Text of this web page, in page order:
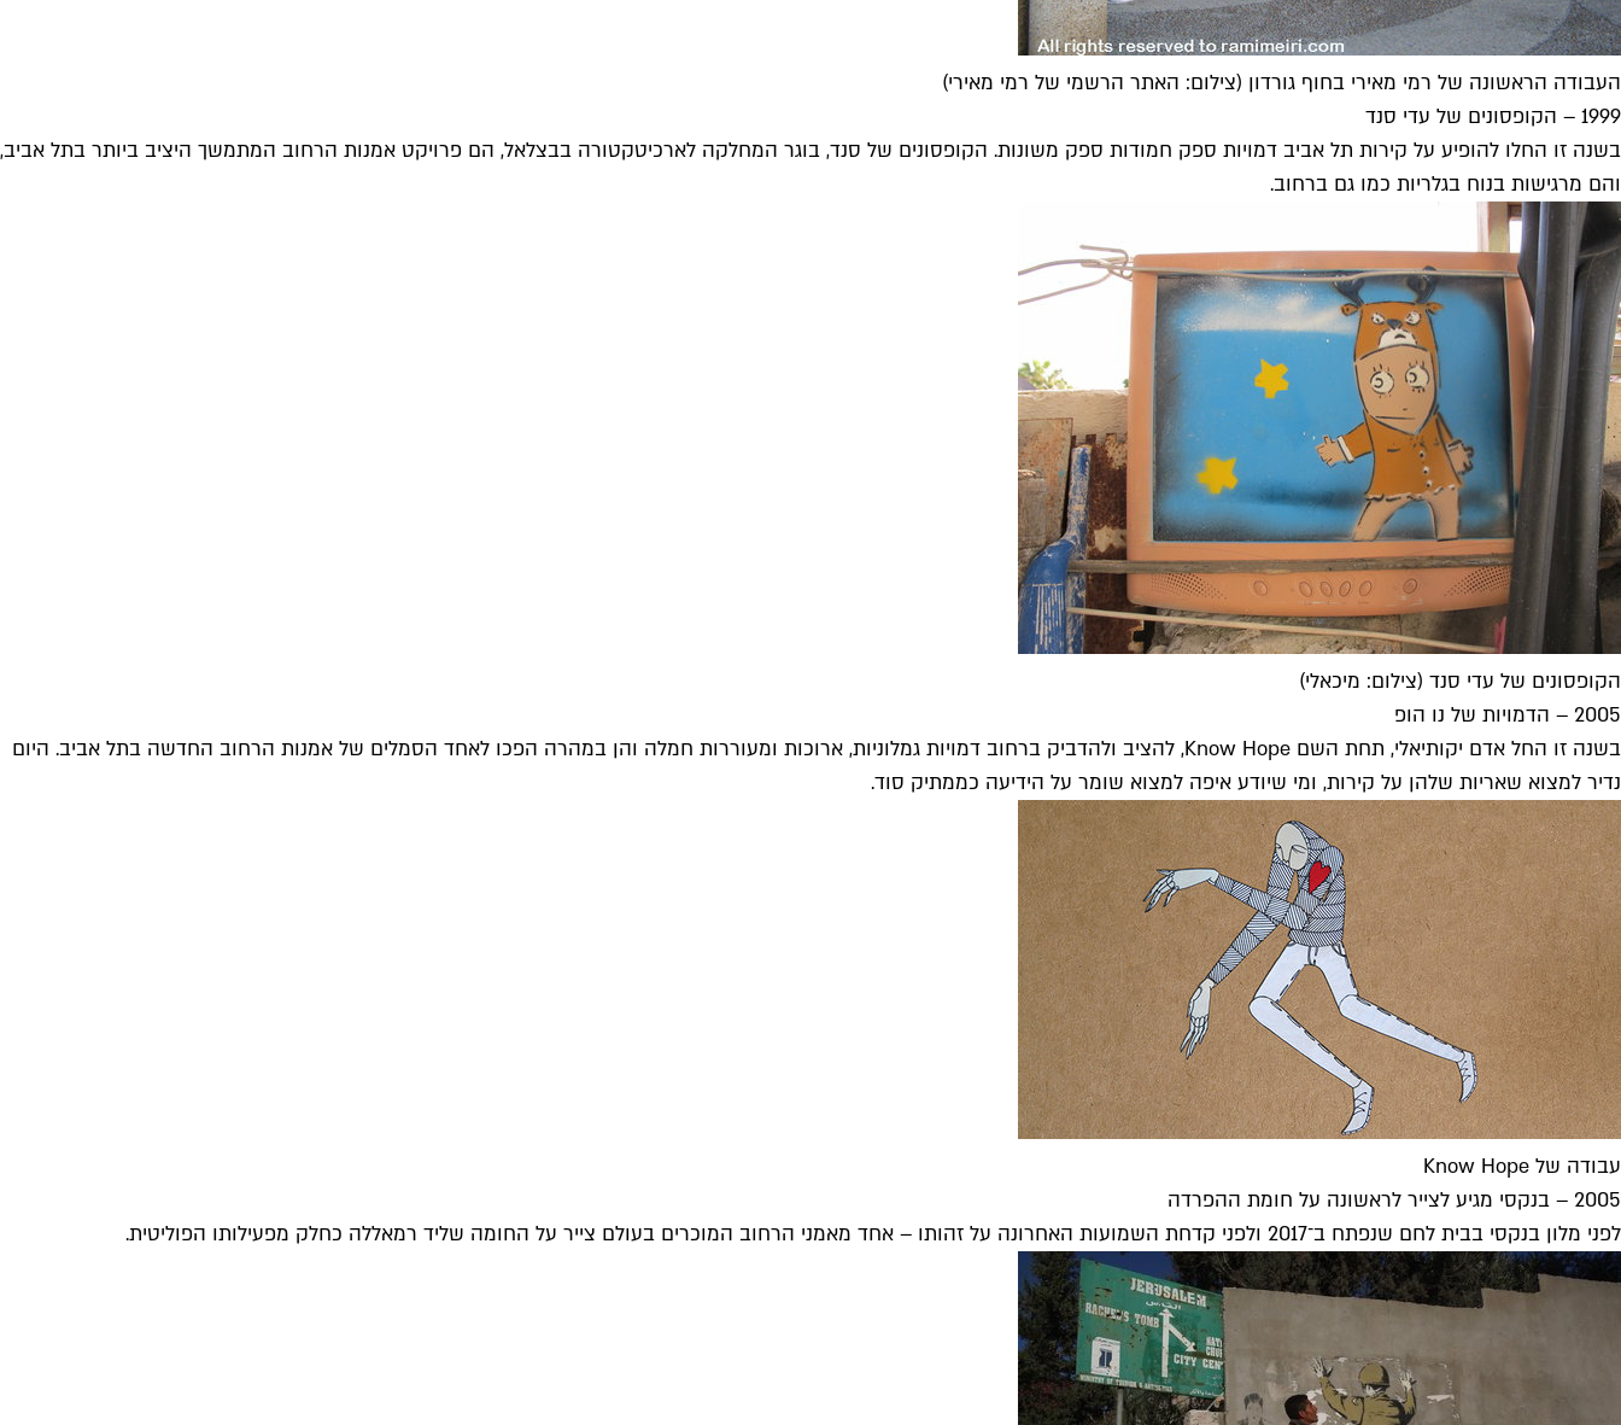
העבודה הראשונה של רמי מאירי בחוף גורדון (צילום: האתר הרשמי של רמי מאירי)
1999 – הקופסונים של עדי סנד
בשנה זו החלו להופיע על קירות תל אביב דמויות ספק חמודות ספק משונות. הקופסונים של סנד, בוגר המחלקה לארכיטקטורה בבצלאל, הם פרויקט אמנות הרחוב המתמשך היציב ביותר בתל אביב,
והם מרגישות בנוח בגלריות כמו גם ברחוב.
הקופסונים של עדי סנד (צילום: מיכאלי)
2005 – הדמויות של נו הופ
בשנה זו החל אדם יקותיאלי, תחת השם Know Hope, להציב ולהדביק ברחוב דמויות גמלוניות, ארוכות ומעוררות חמלה והן במהרה הפכו לאחד הסמלים של אמנות הרחוב החדשה בתל אביב. היום
נדיר למצוא שאריות שלהן על קירות, ומי שיודע איפה למצוא שומר על הידיעה כממתיק סוד.
עבודה של Know Hope
2005 – בנקסי מגיע לצייר לראשונה על חומת ההפרדה
לפני מלון בנקסי בבית לחם שנפתח ב־2017 ולפני קדחת השמועות האחרונה על זהותו – אחד מאמני הרחוב המוכרים בעולם צייר על החומה שליד רמאללה כחלק מפעילותו הפוליטית.